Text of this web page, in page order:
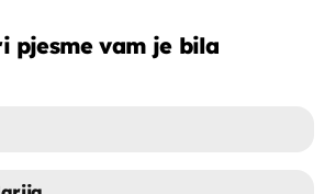
pjesme vam je bila